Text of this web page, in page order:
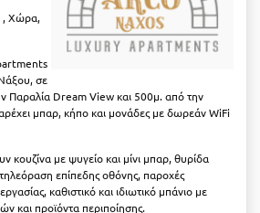
, Χώρα,
σε
Παραλία Dream View και 500μ. από την
μπαρ, κήπο και μονάδες με δωρεάν WiFi
κουζίνα με ψυγείο και μίνι μπαρ, θυρίδα
επίπεδης οθόνης, παροχές
καθιστικό και ιδιωτικό μπάνιο με
και προϊόντα περιποίησης.